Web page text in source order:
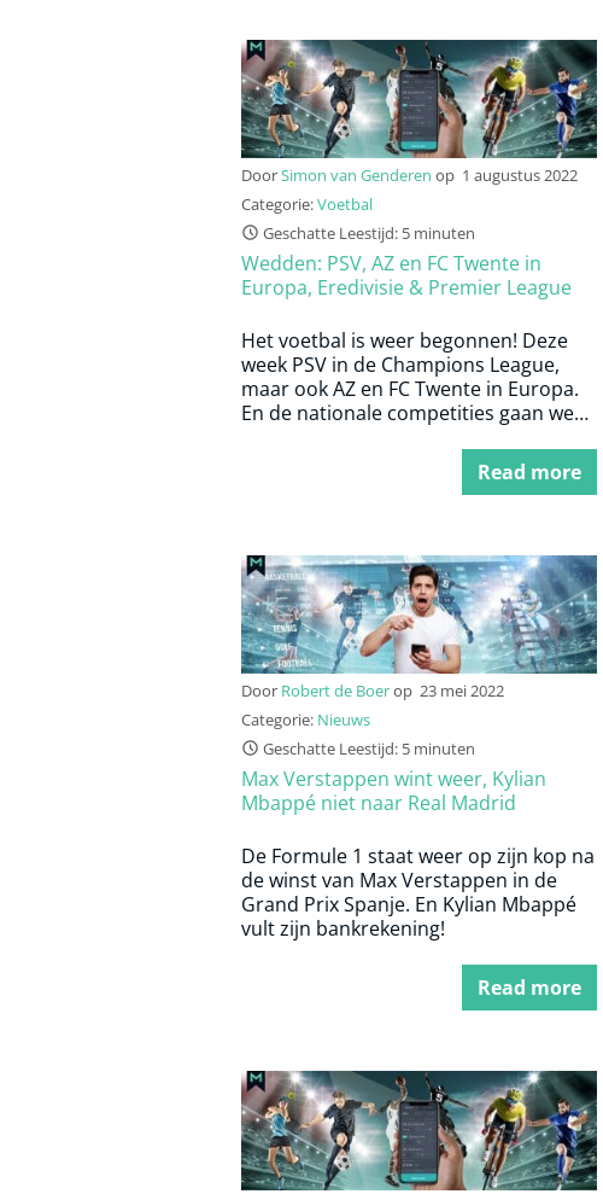
DoorSimon van Genderen op 1 augustus 2022
Categorie:Voetbal
Geschatte Leestijd: 5 minuten
Wedden: PSV, AZ en FC Twente in
Europa, Eredivisie & Premier League
Het voetbal is weer begonnen! Deze
week PSV in de Champions League,
maar ook AZ en FC Twente in Europa.
En de nationale competities gaan weer
Read more
Door Robert de Boerop 23 mei 2022
Categorie: Nieuws
Geschatte Leestijd: 5 minuten
Max Verstappen wint weer, Kylian
Mbappé niet naar Real Madrid
De Formule 1 staat weer op zijn kop na
de winst van Max Verstappen in de
Grand Prix Spanje. En Kylian Mbappé
vult zijn bankrekening!
Read more